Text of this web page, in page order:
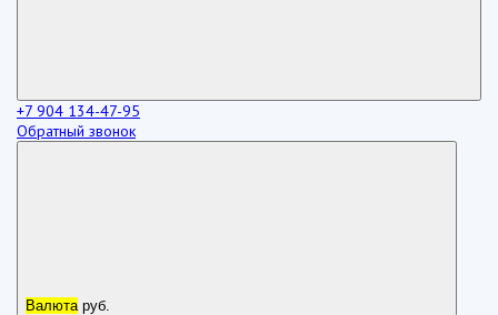
+7 904 134-47-95
Обратный звонок
Валюта руб.